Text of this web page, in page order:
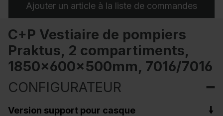
Ajouter un article à la liste de commandes
C+P Vestiaire de pompiers
Praktus, 2 compartiments,
1850x600x500mm, 7016/7016
CONFIGURATEUR
Version support pour casque